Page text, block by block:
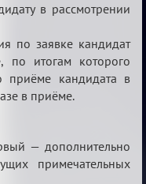
в рассмотрении
по заявке кандидат
по итогам которого
кандидата в
в приёме.
— дополнительно
примечательных